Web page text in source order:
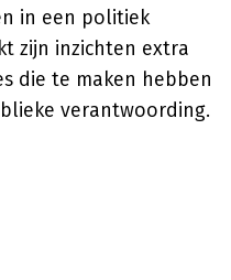
in een politiek
zijn inzichten extra
die te maken hebben
verantwoording.